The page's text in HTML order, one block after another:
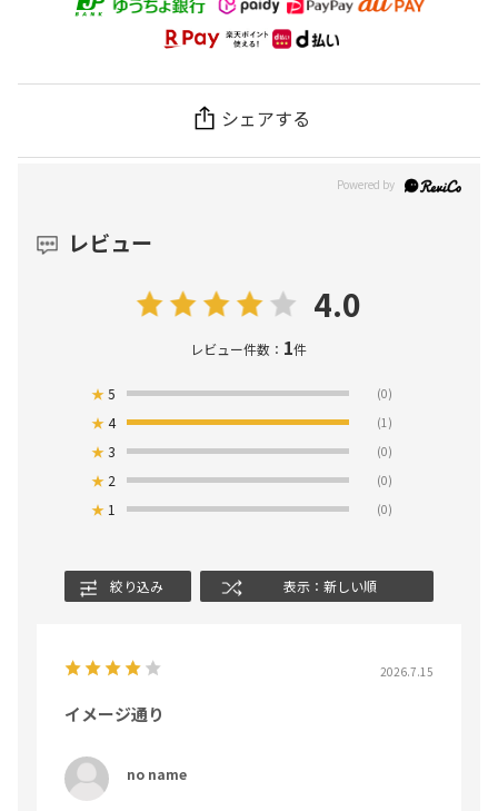
シェアする
レビュー
4.0
レビュー件数： 1件
★5 (0)
★4 (1)
★3 (0)
★ 2 (0)
★ 1 (0)
絞り込み 表示：新しい順
2026.7.15
イメージ通り
no name